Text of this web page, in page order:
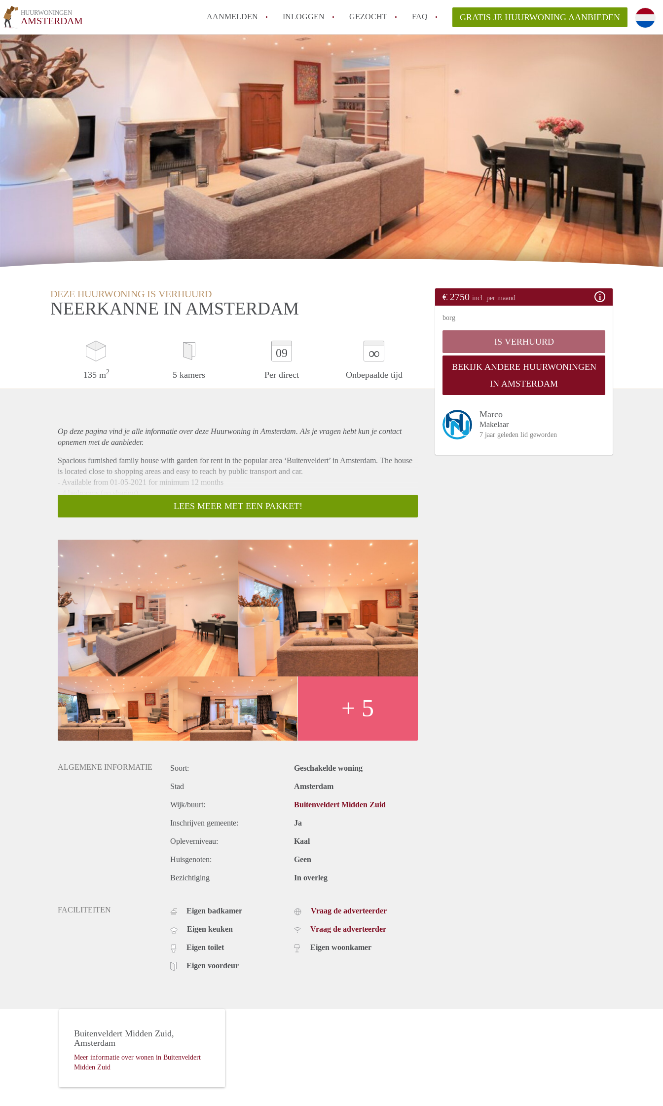
HUURWONINGEN
AMSTERDAM AANMELDEN INLOGGEN GEZOCHT FAQ
Hoe voorkom ik oplichting bij het huren van een woning?
Wat is het verschil tussen sociale huur en vrije sector in Amsterdam?
Heb ik recht op huurtoeslag in Amsterdam?
Hoe vind ik snel een huurwoning in Amsterdam?
Wat is een normale huurprijs voor een studio of appartement in Amsterdam?
Alle veelgestelde vragen
GRATIS JE HUURWONING AANBIEDEN
DEZE HUURWONING IS VERHUURD
NEERKANNE IN AMSTERDAM
135 m2 5 kamers
09
Per direct
∞
Onbepaalde tijd
€ 2750 incl. per maand
borg
IS VERHUURD
BEKIJK ANDERE HUURWONINGEN
IN AMSTERDAM
Marco
Makelaar
7 jaar geleden lid geworden
Op deze pagina vind je alle informatie over deze Huurwoning in Amsterdam. Als je vragen hebt kun je contact
opnemen met de aanbieder.
Spacious furnished family house with garden for rent in the popular area ‘Buitenveldert’ in Amsterdam. The house
is located close to shopping areas and easy to reach by public transport and car.
- Available from 01-05-2021 for minimum 12 months
- 4 bedrooms (no sharing)
- Fully equipped kitchen
- Washing machine
- Sunny balcony
- Close to public transport
- Registration possible
- Wooden floors
- Lots of storage space
- Double glassed windows
- Pets can be discussed
Rental price € 2750,- excluding utilities
Deposit equal to 2 months rent
LEES MEER MET EEN PAKKET!
+ 5
ALGEMENE INFORMATIE Soort: Geschakelde woning
Stad Amsterdam
Wijk/buurt: Buitenveldert Midden Zuid
Inschrijven gemeente: Ja
Opleverniveau: Kaal
Huisgenoten: Geen
Bezichtiging In overleg
FACILITEITEN Eigen badkamer
Eigen keuken
Eigen toilet
Eigen voordeur
Vraag de adverteerder
Vraag de adverteerder
Eigen woonkamer
Buitenveldert Midden Zuid,
Amsterdam
Meer informatie over wonen in Buitenveldert
Midden Zuid